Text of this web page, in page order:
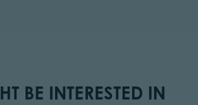
BE INTERESTED IN